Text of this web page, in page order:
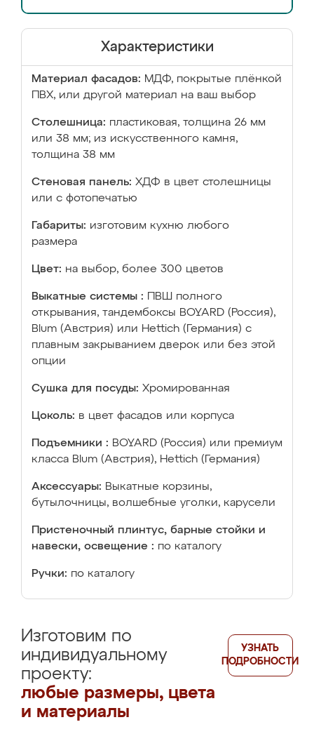
Характеристики
Материал фасадов: МДФ, покрытые плёнкой
ПВХ, или другой материал на ваш выбор
Столешница: пластиковая, толщина 26 мм
или 38 мм; из искусственного камня,
толщина 38 мм
Стеновая панель: ХДФ в цвет столешницы
или с фотопечатью
Габариты: изготовим кухню любого
размера
Цвет: на выбор, более 300 цветов
Выкатные системы :
ПВШ полного
открывания, тандембоксы BOYARD (Россия),
Blum (Австрия) или Hettich (Германия) с
плавным закрыванием дверок или без этой
опции
Сушка для посуды: Хромированная
Цоколь: в цвет фасадов или корпуса
Подъемники : BOYARD (Россия) или премиум
класса Blum (Австрия), Hettich (Германия)
Аксессуары: Выкатные корзины,
бутылочницы, волшебные уголки, карусели
Пристеночный плинтус, барные стойки и
навески, освещение : по каталогу
Ручки: по каталогу
Изготовим по
индивидуальному
проекту:
любые размеры, цвета
и материалы
УЗНАТЬ
ПОДРОБНОСТИ